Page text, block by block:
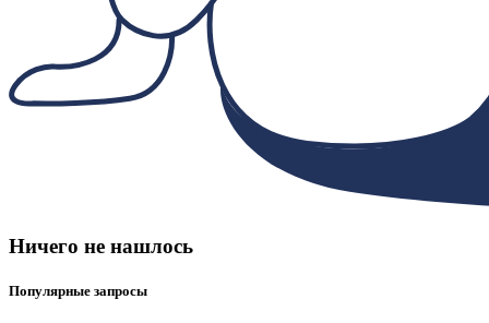
Ничего не нашлось
Популярные запросы